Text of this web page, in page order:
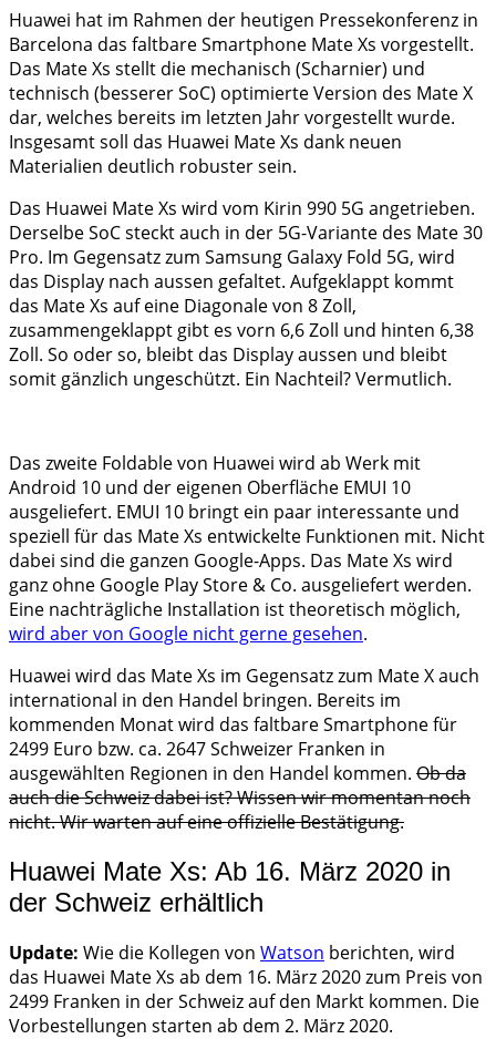
Huawei hat im Rahmen der heutigen Pressekonferenz in
Barcelona das faltbare Smartphone Mate Xs vorgestellt.
Das Mate Xs stellt die mechanisch (Scharnier) und
technisch (besserer SoC) optimierte Version des Mate X
dar, welches bereits im letzten Jahr vorgestellt wurde.
Insgesamt soll das Huawei Mate Xs dank neuen
Materialien deutlich robuster sein.
Das Huawei Mate Xs wird vom Kirin 990 5G angetrieben.
Derselbe SoC steckt auch in der 5G-Variante des Mate 30
Pro. Im Gegensatz zum Samsung Galaxy Fold 5G, wird
das Display nach aussen gefaltet. Aufgeklappt kommt
das Mate Xs auf eine Diagonale von 8 Zoll,
zusammengeklappt gibt es vorn 6,6 Zoll und hinten 6,38
Zoll. So oder so, bleibt das Display aussen und bleibt
somit gänzlich ungeschützt. Ein Nachteil? Vermutlich.
Das zweite Foldable von Huawei wird ab Werk mit
Android 10 und der eigenen Oberfläche EMUI 10
ausgeliefert. EMUI 10 bringt ein paar interessante und
speziell für das Mate Xs entwickelte Funktionen mit. Nicht
dabei sind die ganzen Google-Apps. Das Mate Xs wird
ganz ohne Google Play Store & Co. ausgeliefert werden.
Eine nachträgliche Installation ist theoretisch möglich,
wird aber von Google nicht gerne gesehen.
Huawei wird das Mate Xs im Gegensatz zum Mate X auch
international in den Handel bringen. Bereits im
kommenden Monat wird das faltbare Smartphone für
2499 Euro bzw. ca. 2647 Schweizer Franken in
ausgewählten Regionen in den Handel kommen. Ob da
auch die Schweiz dabei ist? Wissen wir momentan noch
nicht. Wir warten auf eine offizielle Bestätigung.
Huawei Mate Xs: Ab 16. März 2020 in
der Schweiz erhältlich
Update: Wie die Kollegen von Watson berichten, wird
das Huawei Mate Xs ab dem 16. März 2020 zum Preis von
2499 Franken in der Schweiz auf den Markt kommen. Die
Vorbestellungen starten ab dem 2. März 2020.